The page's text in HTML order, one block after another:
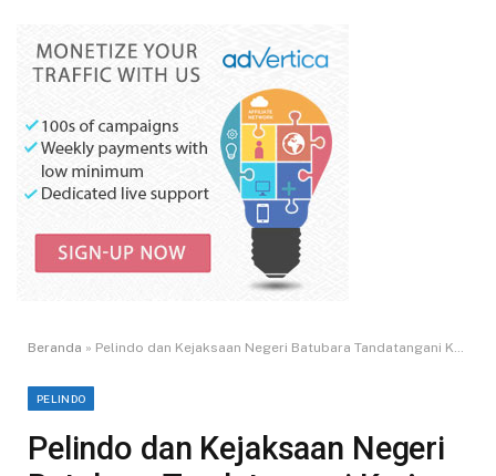
Beranda » Pelindo dan Kejaksaan Negeri Batubara Tandatangani Kerja Sama Penanganan Hukum Perdata dan Tata Usaha Negara
PELINDO
Pelindo dan Kejaksaan Negeri